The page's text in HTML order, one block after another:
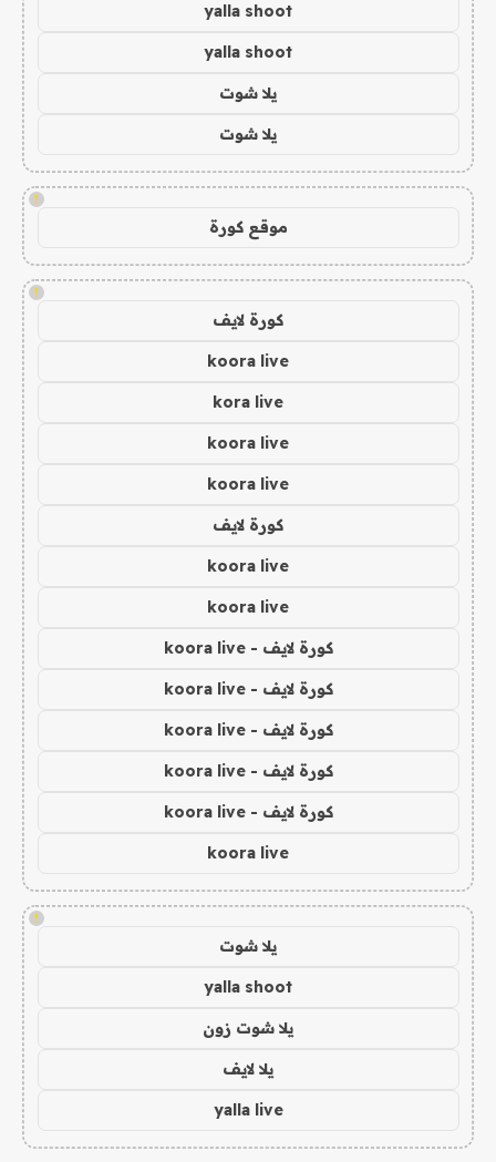
yalla shoot
yalla shoot
يلا شوت
يلا شوت
!
موقع كورة
!
كورة لايف
koora live
kora live
koora live
koora live
كورة لايف
koora live
koora live
كورة لايف - koora live
كورة لايف - koora live
كورة لايف - koora live
كورة لايف - koora live
كورة لايف - koora live
koora live
!
يلا شوت
yalla shoot
يلا شوت زون
يلا لايف
yalla live